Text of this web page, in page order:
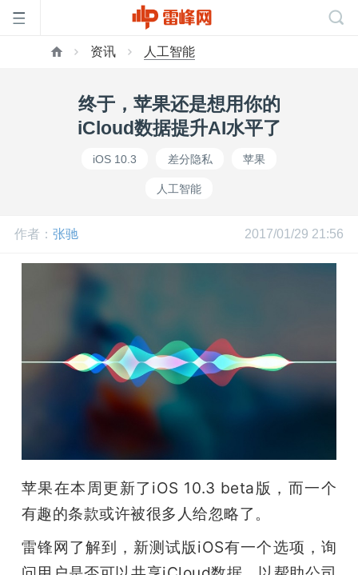
网
开
中
资讯 人工智能
终于，苹果还是想用你的
iCloud数据提升AI水平了
iOS 10.3 差分隐私 苹果
人工智能
作者： 张驰 2017/01/29 21:56
苹果在本周更新了iOS 10.3 beta版，而一个
有趣的条款或许被很多人给忽略了。
雷锋网了解到，新测试版iOS有一个选项，询